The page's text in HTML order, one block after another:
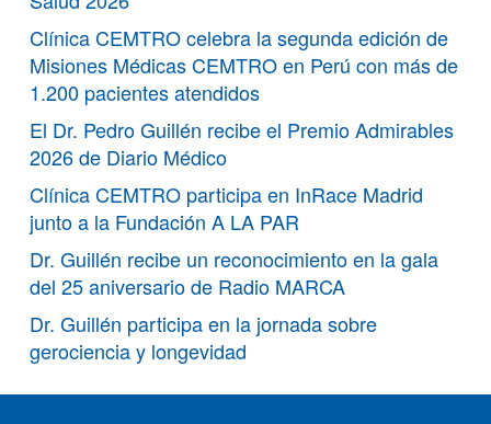
Clínica CEMTRO celebra la segunda edición de
Misiones Médicas CEMTRO en Perú con más de
1.200 pacientes atendidos
El Dr. Pedro Guillén recibe el Premio Admirables
2026 de Diario Médico
Clínica CEMTRO participa en InRace Madrid
junto a la Fundación A LA PAR
Dr. Guillén recibe un reconocimiento en la gala
del 25 aniversario de Radio MARCA
Dr. Guillén participa en la jornada sobre
gerociencia y longevidad